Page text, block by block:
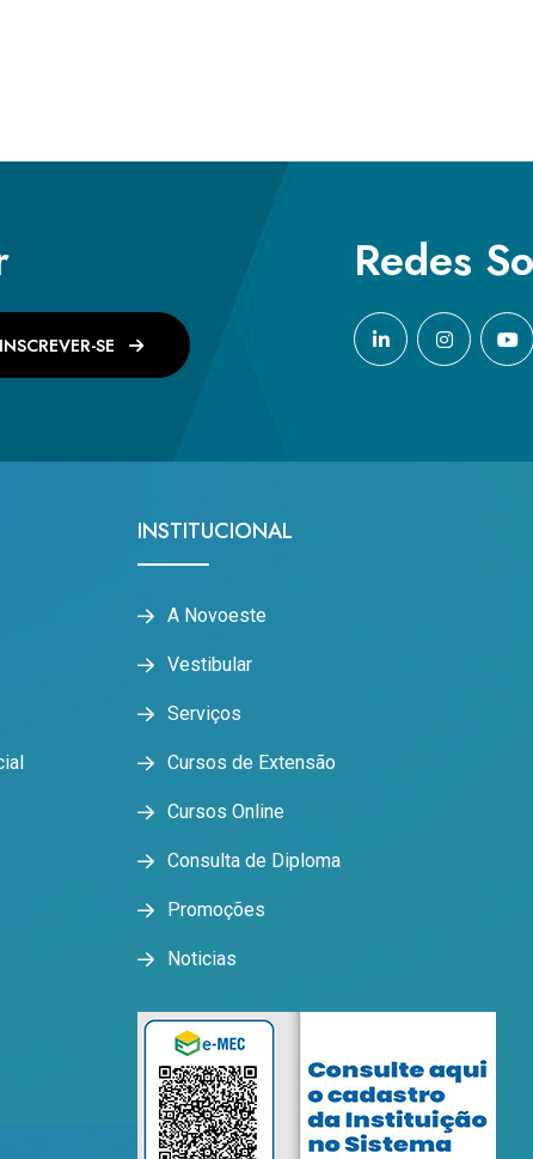
INSCREVER-SE
Redes
INSTITUCIONAL
A Novoeste
Vestibular
Serviços
Cursos de Extensão
Cursos Online
Consulta de Diploma
Promoções
Noticias